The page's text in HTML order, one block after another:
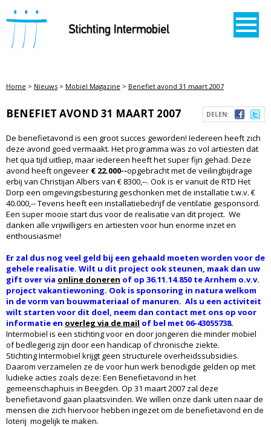
STICHTING INTERMOBIEL
Home > Nieuws > Mobiel Magazine > Benefiet avond 31 maart 2007
DELEN:
BENEFIET AVOND 31 MAART 2007
De benefietavond is een groot succes geworden! Iedereen heeft zich
deze avond goed vermaakt. Het programma was zo vol artiesten dat
het qua tijd uitliep, maar iedereen heeft het super fijn gehad. Deze
avond heeft ongeveer € 22.000--opgebracht met de veilingbijdrage
erbij van Christijan Albers van € 8300,--. Ook is er vanuit de RTD Het
Dorp een omgevingsbesturing geschonken met de installatie t.w.v. €
40.000,-- Tevens heeft een installatiebedrijf de ventilatie gesponsord.
Een super mooie start dus voor de realisatie van dit project. We
danken alle vrijwilligers en artiesten voor hun enorme inzet en
enthousiasme!
Er zal dus nog veel geld bij een gehaald moeten worden voor de
gehele realisatie. Wilt u dit project ook steunen, maak dan uw
gift over via online doneren of op 36.11.14.850 te Arnhem o.v.v.
project vakantiewoning. Ook is sponsoring in natura welkom
in de vorm van bouwmateriaal of manuren. Als u een activiteit
wilt starten voor dit doel, neem dan contact met ons op voor
informatie en overleg via de mail of bel met 06-43055738.
Intermobiel is een stichting voor en door jongeren die minder mobiel
of bedlegerig zijn door een handicap of chronische ziekte.
Stichting Intermobiel krijgt geen structurele overheidssubsidies.
Daarom verzamelen ze de voor hun werk benodigde gelden op met
ludieke acties zoals deze: Een Benefietavond in het
gemeenschaphuis in Beegden. Op 31 maart 2007 zal deze
benefietavond gaan plaatsvinden. We willen onze dank uiten naar de
mensen die zich hiervoor hebben ingezet om de benefietavond en de
loterij mogelijk te maken.